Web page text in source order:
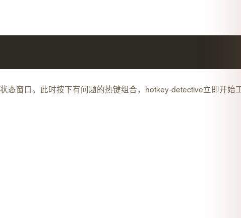
态窗口。此时按下有问题的热键组合，hotkey-detective立即开始